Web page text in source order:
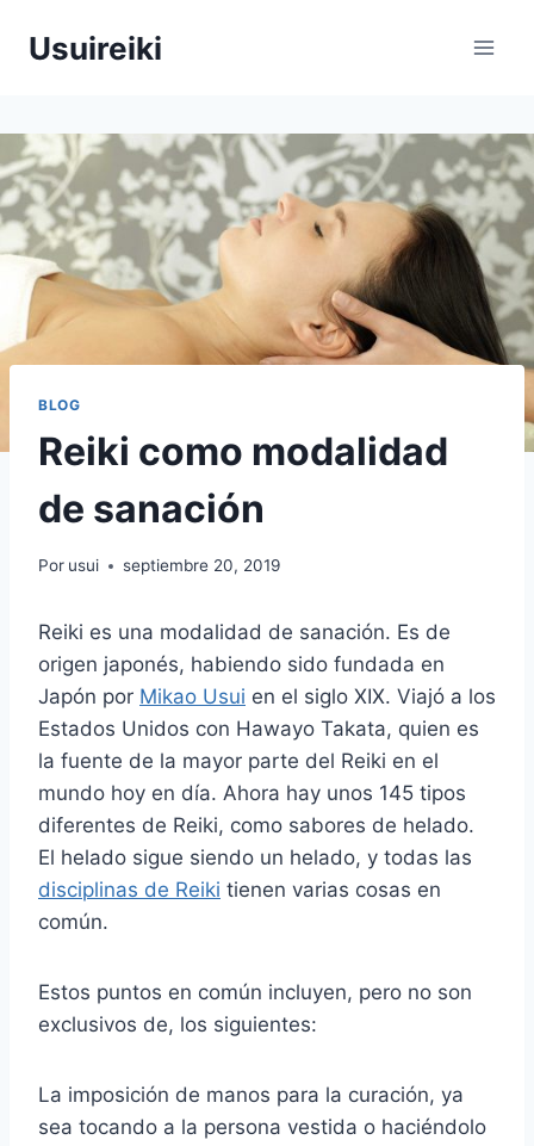
Usuireiki
BLOG
Reiki como modalidad
de sanación
Por usui septiembre 20, 2019
Reiki es una modalidad de sanación. Es de
origen japonés, habiendo sido fundada en
Japón por Mikao Usui en el siglo XIX. Viajó a los
Estados Unidos con Hawayo Takata, quien es
la fuente de la mayor parte del Reiki en el
mundo hoy en día. Ahora hay unos 145 tipos
diferentes de Reiki, como sabores de helado.
El helado sigue siendo un helado, y todas las
disciplinas de Reiki tienen varias cosas en
común.
Estos puntos en común incluyen, pero no son
exclusivos de, los siguientes:
La imposición de manos para la curación, ya
sea tocando a la persona vestida o haciéndolo